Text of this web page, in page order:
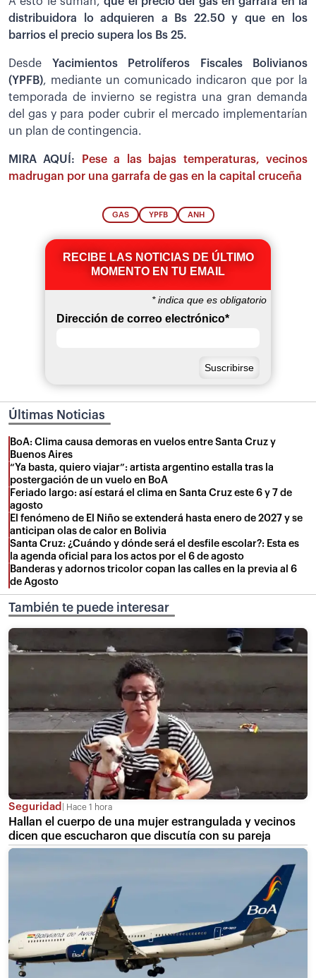
distribuidora lo adquieren a Bs 22.50 y que en los
barrios el precio supera los Bs 25.
Desde Yacimientos Petrolíferos Fiscales Bolivianos
(YPFB), mediante un comunicado indicaron que por la
temporada de invierno se registra una gran demanda
del gas y para poder cubrir el mercado implementarían
un plan de contingencia.
MIRA AQUÍ:
Pese a las bajas temperaturas, vecinos
madrugan por una garrafa de gas en la capital cruceña
GAS YPFB ANH
RECIBE LAS NOTICIAS DE ÚLTIMO
MOMENTO EN TU EMAIL
*indica que es obligatorio
Dirección de correo electrónico*
Últimas Noticias
BoA: Clima causa demoras en vuelos entre Santa Cruz y
Buenos Aires
“Ya basta, quiero viajar”: artista argentino estalla tras la
postergación de un vuelo en BoA
Feriado largo: así estará el clima en Santa Cruz este 6 y 7 de
agosto
El fenómeno de El Niño se extenderá hasta enero de 2027 y se
anticipan olas de calor en Bolivia
Santa Cruz: ¿Cuándo y dónde será el desfile escolar?: Esta es
la agenda oficial para los actos por el 6 de agosto
Banderas y adornos tricolor copan las calles en la previa al 6
de Agosto
También te puede interesar
Seguridad Hace 1 hora
Hallan el cuerpo de una mujer estrangulada y vecinos
dicen que escucharon que discutía con su pareja